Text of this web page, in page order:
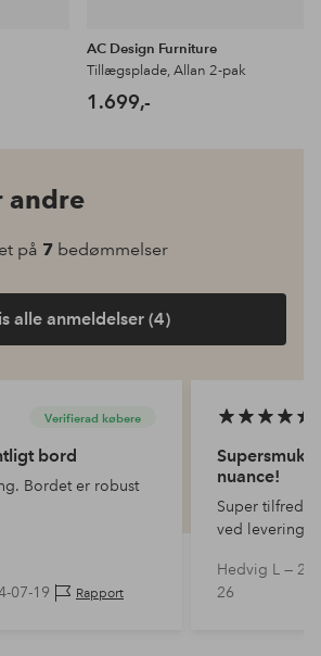
AC Design Furniture
Tillægsplade, Allan 2-pak
1.699,-
andre
på 7 bedømmelser
alle anmeldelser (4)
Verifierad købere
bord
Bordet er robust
07-19 Rapport
Supersmukt
nuance!
Super
ved levering
skal være to!
supersmukt,
Hedvig L —
26